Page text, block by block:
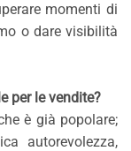
momenti di
o dare visibilità
per le vendite?
è già popolare;
autorevolezza,